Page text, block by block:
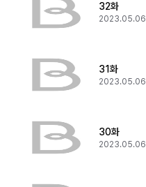
32화
2023.05.06
31화
2023.05.06
30화
2023.05.06